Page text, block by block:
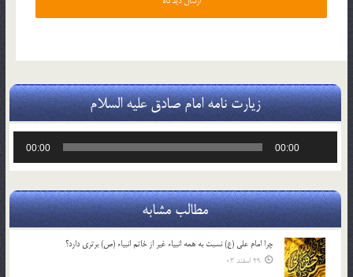
زیارت نامه امام صادق علیه السلام
00:00
00:00
مطالب مشابه
چرا امام علی (ع) نسبت به همه انبیاء غیر از خاتم انبیاء (ص) برتری دارد؟
29 اسفند 03